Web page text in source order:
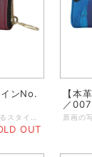
ンNo.
OUT
【本
／007